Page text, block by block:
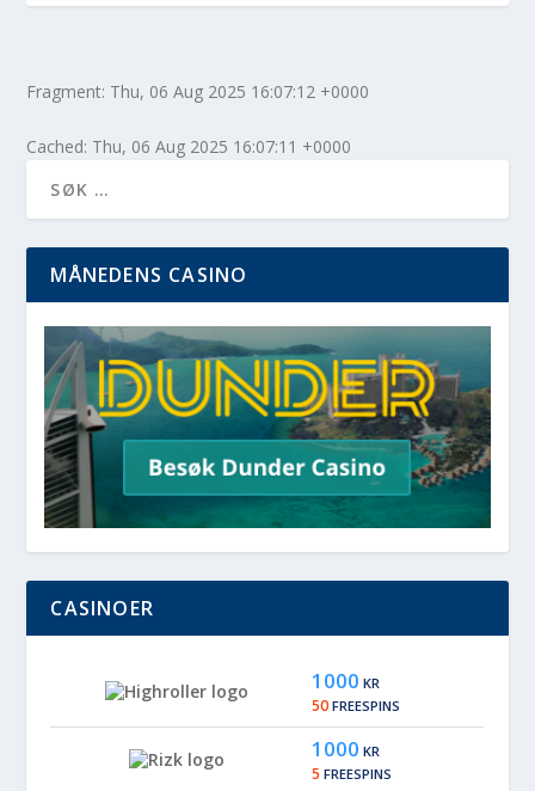
Fragment: Thu, 06 Aug 2025 16:07:12 +0000
Cached: Thu, 06 Aug 2025 16:07:11 +0000
MÅNEDENS CASINO
CASINOER
1000 KR
50FREESPINS
1000 KR
5 FREESPINS